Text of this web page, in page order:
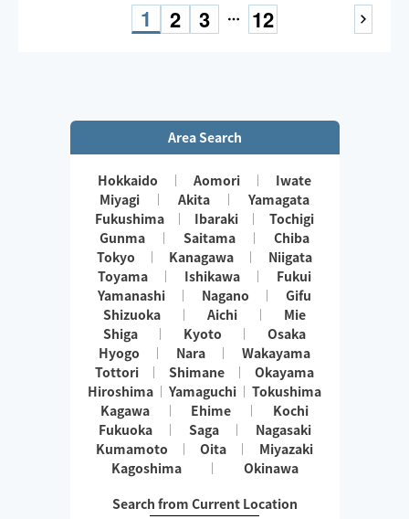
1 2 3 12
Area Search
Hokkaido Aomori
Iwate
Miyagi
Akita
Yamagata
Fukushima
Ibaraki
Tochigi
Gunma
Saitama
Chiba
Tokyo
Kanagawa
Niigata
Toyama
Ishikawa
Fukui
Yamanashi
Nagano
Gifu
Shizuoka
Aichi
Mie
Shiga
Kyoto
Osaka
Hyogo
Nara
Wakayama
Tottori
Shimane
Okayama
Hiroshima
Yamaguchi
Tokushima
Kagawa
Ehime
Kochi
Fukuoka
Saga
Nagasaki
Kumamoto
Oita
Miyazaki
Kagoshima
Okinawa
Search from Current Location